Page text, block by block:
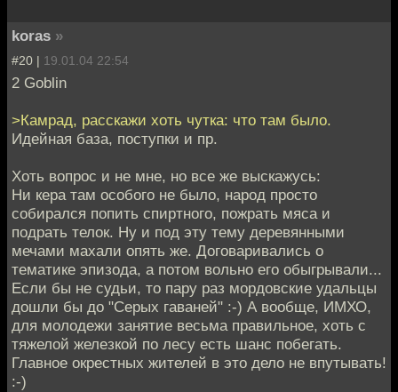
koras »
#20 | 19.01.04 22:54
2 Goblin
>Камрад, расскажи хоть чутка: что там было.
Идейная база, поступки и пр.
Хоть вопрос и не мне, но все же выскажусь:
Ни кера там особого не было, народ просто
собирался попить спиртного, пожрать мяса и
подрать телок. Ну и под эту тему деревянными
мечами махали опять же. Договаривались о
тематике эпизода, а потом вольно его обыгрывали...
Если бы не судьи, то пару раз мордовские удальцы
дошли бы до "Серых гаваней" :-) А вообще, ИМХО,
для молодежи занятие весьма правильное, хоть с
тяжелой железкой по лесу есть шанс побегать.
Главное окрестных жителей в это дело не впутывать!
:-)